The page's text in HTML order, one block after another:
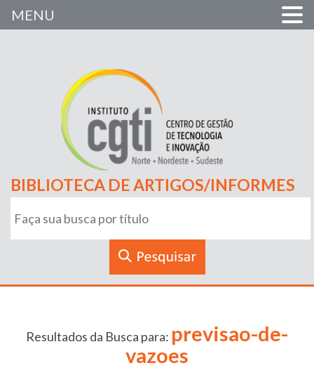
BIBLIOTECA DE ARTIGOS/INFORMES
Resultados da Busca para: previsao-de-
vazoes
MENU